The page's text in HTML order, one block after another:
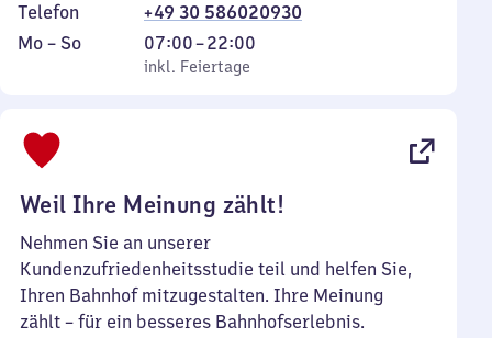
Telefon
+49 30 586020930
Montag
Mo – So,
inkl. Feiertage
07:00–22:00
Von
7
inkl. Feiertage
Weil Ihre Meinung zählt!
Nehmen Sie an unserer
Kundenzufriedenheitsstudie teil und helfen Sie,
Ihren Bahnhof mitzugestalten. Ihre Meinung
zählt – für ein besseres Bahnhofserlebnis.